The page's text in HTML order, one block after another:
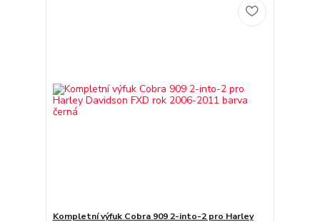
Kompletní výfuk Cobra 909 2-into-2 pro Harley